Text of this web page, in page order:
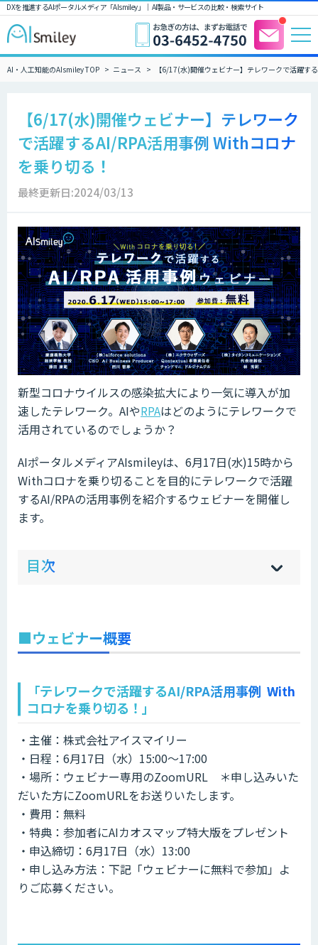
DXを推進するAIポータルメディア「AIsmiley」｜ AI製品・サービスの比較・検索サイト
AI・人工知能のAIsmiley TOP ニュース 【6/17(水)開催ウェビナー】テレワークで活躍す
【6/17(水)開催ウェビナー】テレワーク
で活躍するAI/RPA活用事例 Withコロナ
を乗り切る！
最終更新日:2024/03/13
新型コロナウイルスの感染拡大により一気に導入が加
速したテレワーク。AIやRPAはどのようにテレワークで
活用されているのでしょうか？
AIポータルメディアAIsmileyは、6月17日(水)15時から
Withコロナを乗り切ることを目的にテレワークで活躍
するAI/RPAの活用事例を紹介するウェビナーを開催し
ます。
目次 hi
]
sh
]
■ウェビナー概要
「テレワークで活躍するAI/RPA活用事例 With
コロナを乗り切る！」
・主催：株式会社アイスマイリー
・日程：6月17日（水）15:00～17:00
・場所：ウェビナー専用のZoomURL ＊申し込みいた
だいた方にZoomURLをお送りいたします。
・費用：無料
・特典：参加者にAIカオスマップ特大版をプレゼント
・申込締切：6月17日（水）13:00
・申し込み方法：下記「ウェビナーに無料で参加」よ
りご応募ください。